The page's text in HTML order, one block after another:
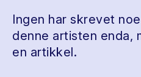
Ingen har skrevet
denne artisten enda,
en artikkel.